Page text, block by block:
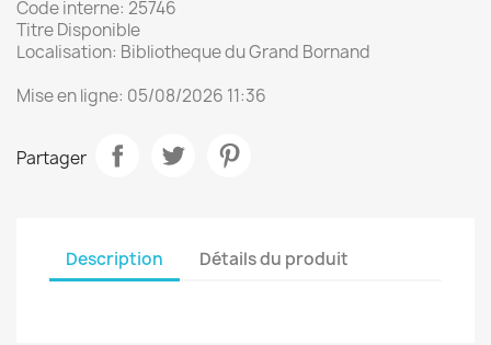
Code interne: 25746
Titre Disponible
Localisation: Bibliotheque du Grand Bornand
Mise en ligne: 05/08/2026 11:36
Partager
Description Détails du produit